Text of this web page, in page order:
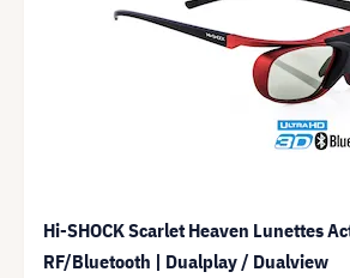
Hi-SHOCK Scarlet Heaven Lunettes
RF/Bluetooth | Dualplay / Dualview